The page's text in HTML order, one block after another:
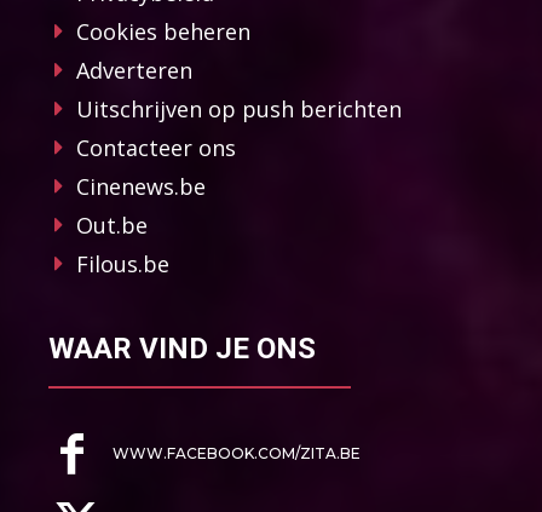
Cookies beheren
Adverteren
Uitschrijven op push berichten
Contacteer ons
Cinenews.be
Out.be
Filous.be
WAAR VIND JE ONS
WWW.FACEBOOK.COM/ZITA.BE